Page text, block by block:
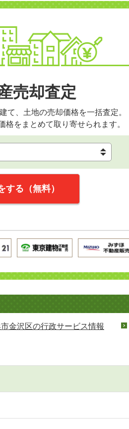
売却査定
て、土地の売却価格を一括査定。
格をまとめて取り寄せられます。
る（無料）
金沢区の行政サービス情報